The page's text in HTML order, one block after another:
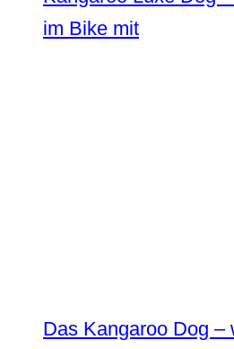
im Bike mit
Das Kangaroo Dog –